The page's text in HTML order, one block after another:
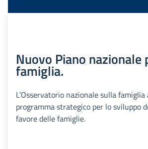
Nuovo Piano nazionale
famiglia.
L’Osservatorio nazionale sulla famiglia
programma strategico per lo sviluppo
favore delle famiglie.